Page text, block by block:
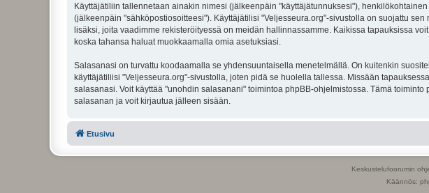
Käyttäjätiliin tallennetaan ainakin nimesi (jälkeenpäin "käyttäjätunnuksesi"),
(jälkeenpäin "sähköpostiosoitteesi"). Käyttäjätilisi "Veljesseura.org"-sivustolla on suojattu
lisäksi, joita vaadimme rekisteröityessä on meidän hallinnassamme. Kaikissa tapauksissa
koska tahansa haluat muokkaamalla omia asetuksiasi.
Salasanasi on turvattu koodaamalla se yhdensuuntaisella menetelmällä. On kuitenkin
käyttäjätiliisi "Veljesseura.org"-sivustolla, joten pidä se huolella tallessa. Missään
salasanasi. Voit käyttää "unohdin salasanani" toimintoa phpBB-ohjelmistossa. Tämä
salasanan ja voit kirjautua jälleen sisään.
Etusivu
Keskustelufoorumin
Käännös: